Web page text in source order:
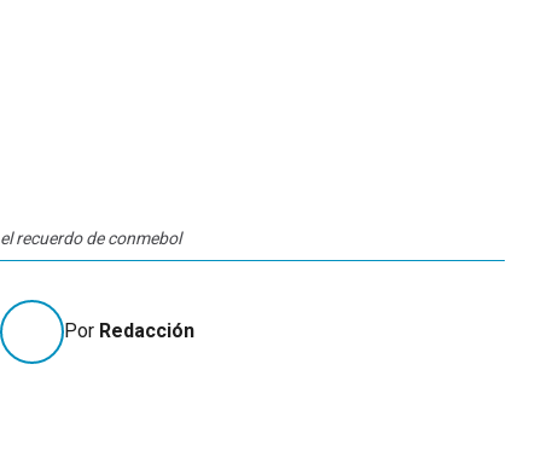
el recuerdo de conmebol
Por Redacción